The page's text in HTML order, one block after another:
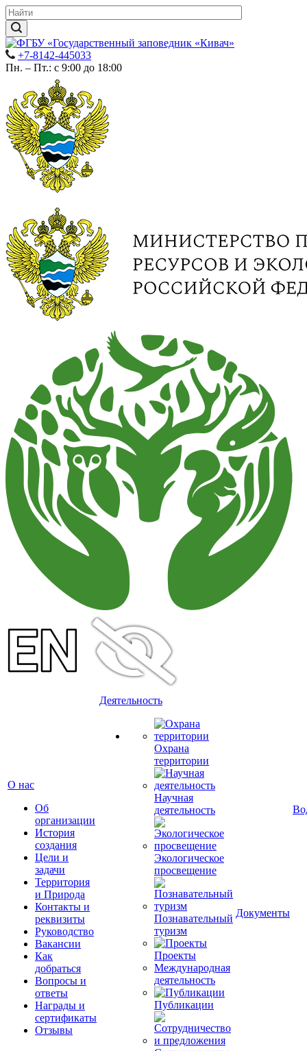
+7-8142-445033
Пн. – Пт.: с 9:00 до 18:00
О нас
Об
организации
История
создания
Цели и
задачи
Территория
и Природа
Контакты и
реквизиты
Руководство
Вакансии
Как
добраться
Вопросы и
ответы
Награды и
сертификаты
Отзывы
Деятельность
Охрана
территории
Научная
деятельность
Экологическое
просвещение
Познавательный
туризм
Проекты
Международная
деятельность
Публикации
Документы